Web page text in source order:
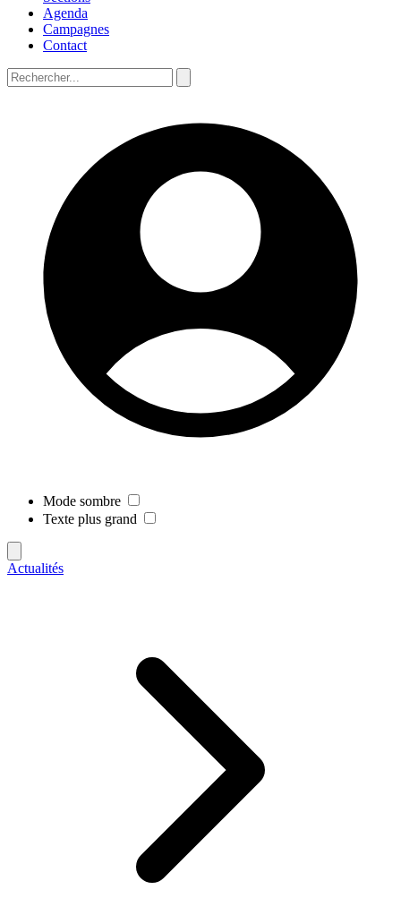
Agenda
Campagnes
Contact
Mode sombre
Texte plus grand
Actualités